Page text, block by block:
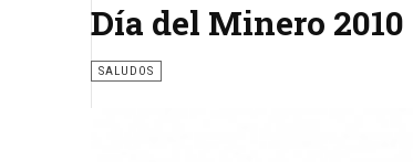
Día del Minero 2010
SALUDOS